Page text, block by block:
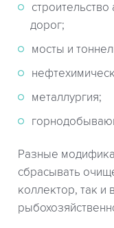
дорог;
мосты и
металлургия;
Разные
сбрасывать
коллектор, так